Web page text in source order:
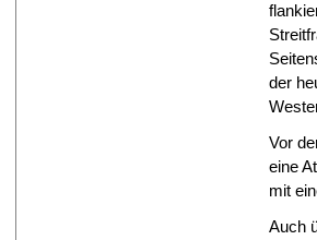
der
Vor
eine
mit
Auch